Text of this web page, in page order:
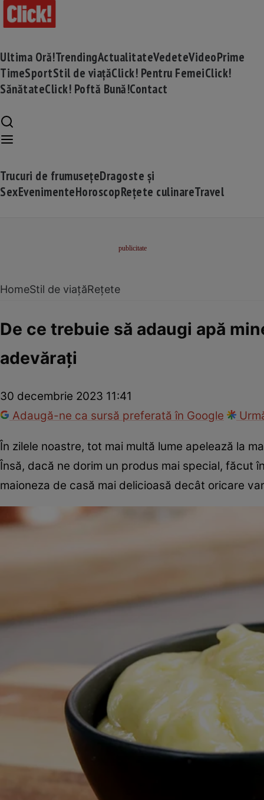
Ultima Oră!TrendingActualitateVedeteVideoPrime
TimeSportStil de viațăClick! Pentru FemeiClick!
SănătateClick! Poftă Bună!Contact
Trucuri de frumusețeDragoste și
SexEvenimenteHoroscopRețete culinareTravel
HomeStil de viațăRețete
De ce trebuie să adaugi apă
adevărați
30 decembrie 2023 11:41
Adaugă-ne ca sursă preferată în Google
În zilele noastre, tot mai multă lume apelează la
Însă, dacă ne dorim un produs mai special,
maioneza de casă mai delicioasă decât oricare